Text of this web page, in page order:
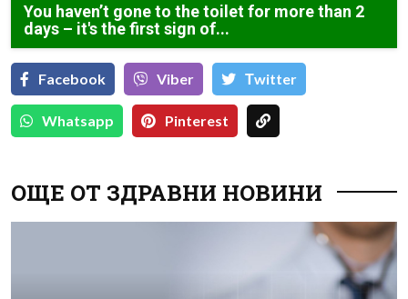
You haven’t gone to the toilet for more than 2
days – it's the first sign of...
Facebook Viber Тwitter
Whatsapp Pinterest
ОЩЕ ОТ ЗДРАВНИ НОВИНИ